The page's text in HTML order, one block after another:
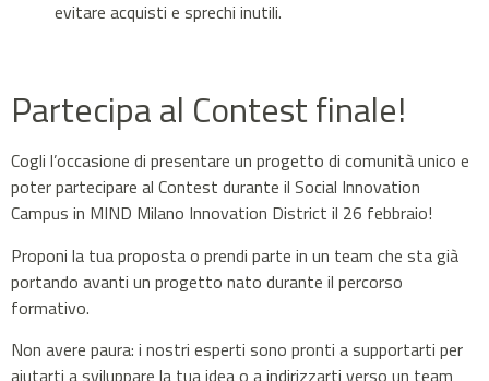
evitare acquisti e sprechi inutili.
Partecipa al Contest finale!
Cogli l’occasione di presentare un progetto di comunità unico e
poter partecipare al Contest durante il Social Innovation
Campus in MIND Milano Innovation District il 26 febbraio!
Proponi la tua proposta o prendi parte in un team che sta già
portando avanti un progetto nato durante il percorso
formativo.
Non avere paura: i nostri esperti sono pronti a supportarti per
aiutarti a sviluppare la tua idea o a indirizzarti verso un team